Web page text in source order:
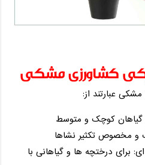
کشاورزی مشکی
عبارتند از:
گیاهان کوچک و متوسط
و مخصوص تکثیر نشاها
برای درختچه ها و گیاهانی با